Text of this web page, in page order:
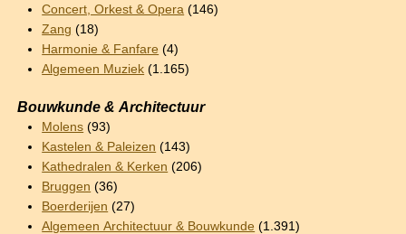
Concert, Orkest & Opera (146)
Zang (18)
Harmonie & Fanfare (4)
Algemeen Muziek (1.165)
Bouwkunde & Architectuur
Molens (93)
Kastelen & Paleizen (143)
Kathedralen & Kerken (206)
Bruggen (36)
Boerderijen (27)
Algemeen Architectuur & Bouwkunde (1.391)